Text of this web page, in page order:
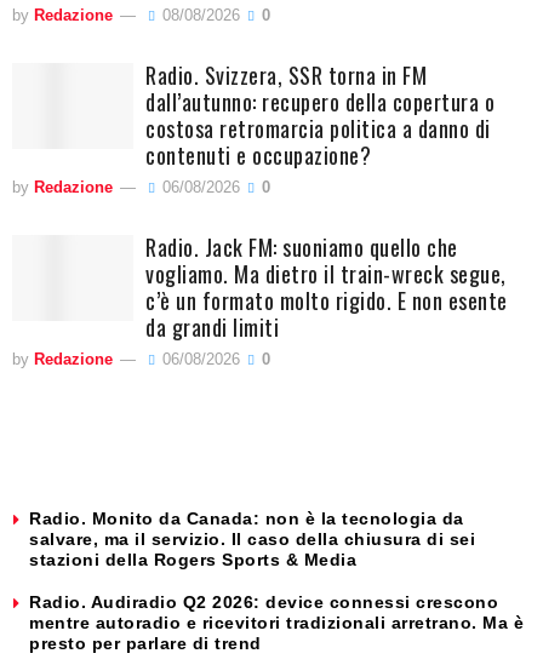
by Redazione 08/08/2026 0
Radio. Svizzera, SSR torna in FM
dall’autunno: recupero della copertura o
costosa retromarcia politica a danno di
contenuti e occupazione?
by Redazione 06/08/2026 0
Radio. Jack FM: suoniamo quello che
vogliamo. Ma dietro il train-wreck segue,
c’è un formato molto rigido. E non esente
da grandi limiti
by Redazione 06/08/2026 0
Radio. Monito da Canada: non è la tecnologia da
salvare, ma il servizio. Il caso della chiusura di sei
stazioni della Rogers Sports & Media
Radio. Audiradio Q2 2026: device connessi crescono
mentre autoradio e ricevitori tradizionali arretrano. Ma è
presto per parlare di trend